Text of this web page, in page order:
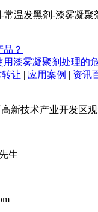
温发黑剂-漆雾凝
？
漆雾凝聚剂处理的
让 | 应用案例 | 资讯
新技术产业开发区
生